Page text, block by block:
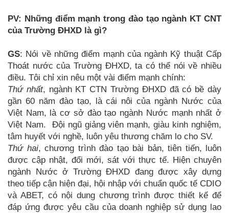
PV: Những điểm mạnh trong đào tạo ngành KT CNT
của Trường ĐHXD là gì?
GS: Nói về những điểm mạnh của ngành Kỹ thuật Cấp
Thoát nước của Trường ĐHXD, ta có thể nói về nhiều
điều. Tôi chỉ xin nêu một vài điểm mạnh chính:
Thứ nhất, ngành KT CTN Trường ĐHXD đã có bề dày
gần 60 năm đào tạo, là cái nôi của ngành Nước của
Việt Nam, là cơ sở đào tạo ngành Nước mạnh nhất ở
Việt Nam. Đội ngũ giảng viên mạnh, giàu kinh nghiệm,
tâm huyết với nghề, luôn yêu thương chăm lo cho SV.
Thứ hai, chương trình đào tạo bài bản, tiên tiến, luôn
được cập nhật, đổi mới, sát với thực tế. Hiện chuyên
ngành Nước ở Trường ĐHXD đang được xây dựng
theo tiếp cận hiện đại, hội nhập với chuẩn quốc tế CDIO
và ABET, có nội dung chương trình được thiết kế để
đáp ứng được yêu cầu của doanh nghiệp sử dụng lao